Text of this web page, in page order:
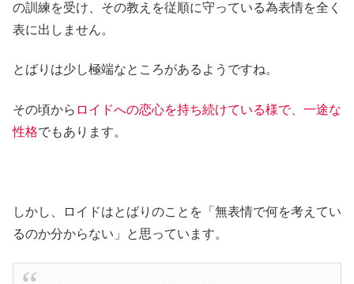
の訓練を受け、その教えを従順に守っている為表情を全く
表に出しません。
とばりは少し極端なところがあるようですね。
その頃から ロイドへの恋心を持ち続けている様で、一途な
性格でもあります。
しかし、ロイドはとばりのことを「無表情で何を考えてい
るのか分からない」と思っています。